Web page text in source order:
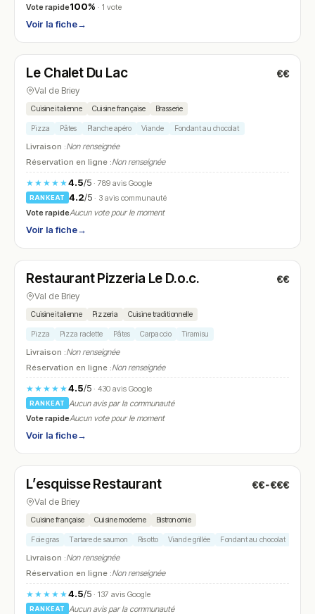
Vote rapide100% · 1 vote
Voir la fiche→
N° 7
Le Chalet Du Lac €€
Val de Briey
Cuisine italienne Cuisine française Brasserie
Pizza Pâtes Planche apéro Viande Fondant au chocolat
Livraison :Non renseignée
Réservation en ligne :Non renseignée
★★★★★4.5/5· 789 avis Google
RANKEAT 4.2/5 · 3 avis communauté
Vote rapideAucun vote pour le moment
Voir la fiche→
N° 8
Restaurant Pizzeria Le D.o.c. €€
Val de Briey
Cuisine italienne Pizzeria Cuisine traditionnelle
Pizza Pizza raclette Pâtes Carpaccio Tiramisu
Livraison :Non renseignée
Réservation en ligne :Non renseignée
★★★★★4.5/5· 430 avis Google
RANKEAT
Aucun avis par la communauté
Vote rapideAucun vote pour le moment
Voir la fiche→
N° 9
L’esquisse Restaurant €€-€€€
Val de Briey
Cuisine française Cuisine moderne Bistronomie
Foie gras Tartare de saumon Risotto Viande grillée Fondant au chocolat
Livraison :Non renseignée
Réservation en ligne :Non renseignée
★★★★★4.5/5· 137 avis Google
RANKEAT Aucun avis par la communauté